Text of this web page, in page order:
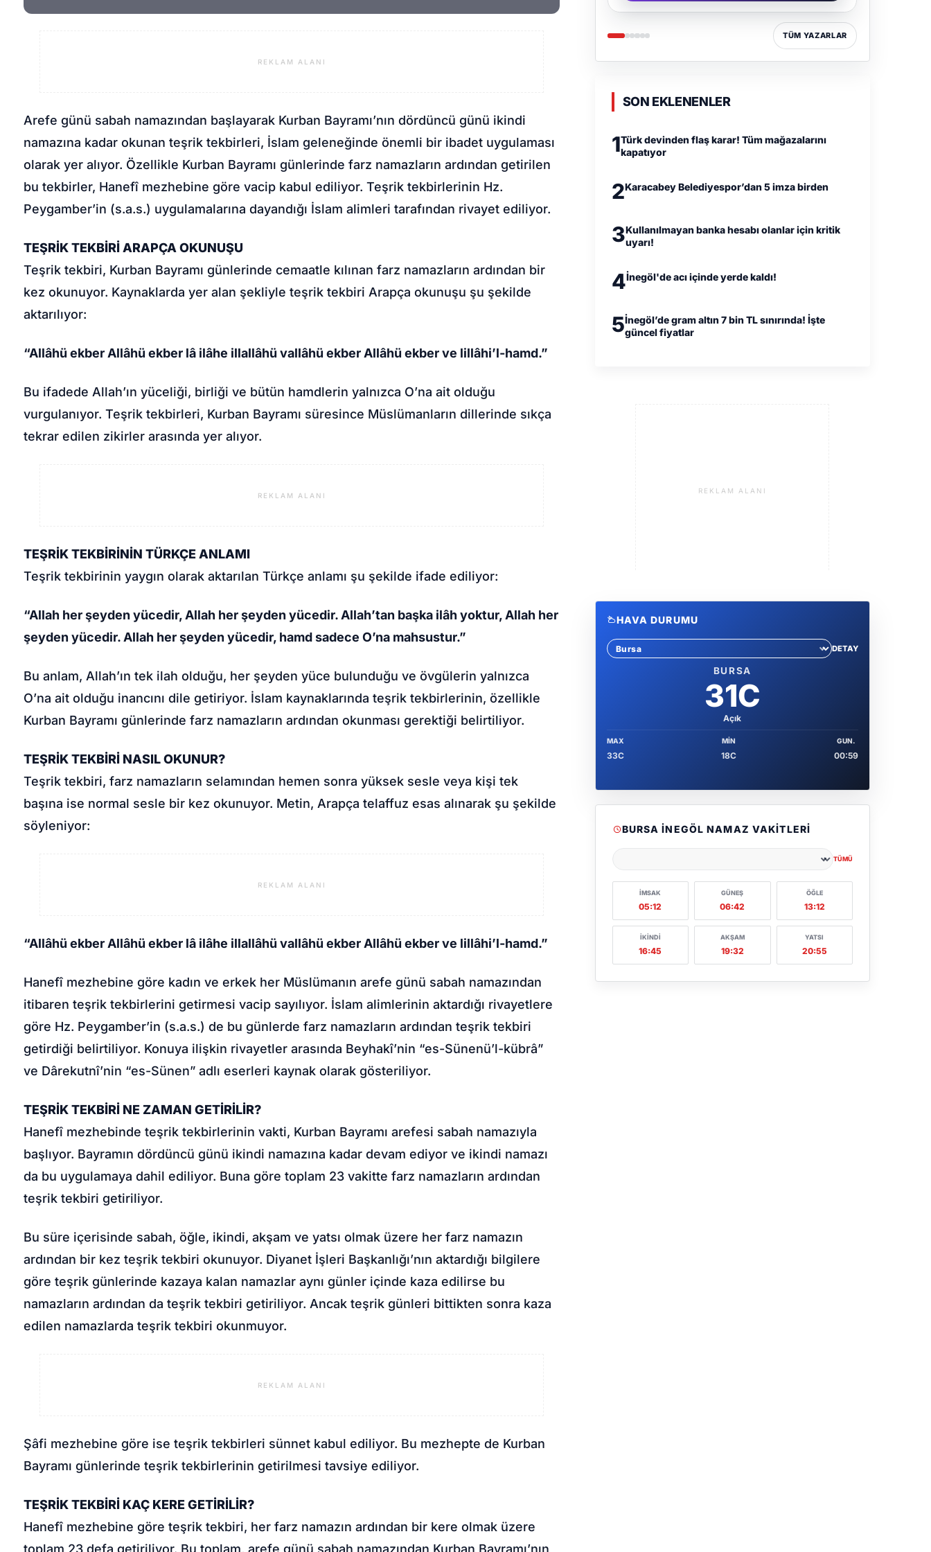
REKLAM ALANI
Arefe günü sabah namazından başlayarak Kurban Bayramı’nın dördüncü günü ikindi
namazına kadar okunan teşrik tekbirleri, İslam geleneğinde önemli bir ibadet uygulaması
olarak yer alıyor. Özellikle Kurban Bayramı günlerinde farz namazların ardından getirilen
bu tekbirler, Hanefî mezhebine göre vacip kabul ediliyor. Teşrik tekbirlerinin Hz.
Peygamber’in (s.a.s.) uygulamalarına dayandığı İslam alimleri tarafından rivayet ediliyor.
TEŞRİK TEKBİRİ ARAPÇA OKUNUŞU
Teşrik tekbiri, Kurban Bayramı günlerinde cemaatle kılınan farz namazların ardından bir
kez okunuyor. Kaynaklarda yer alan şekliyle teşrik tekbiri Arapça okunuşu şu şekilde
aktarılıyor:
“Allâhü ekber Allâhü ekber lâ ilâhe illallâhü vallâhü ekber Allâhü ekber ve lillâhi’l-hamd.”
Bu ifadede Allah’ın yüceliği, birliği ve bütün hamdlerin yalnızca O’na ait olduğu
vurgulanıyor. Teşrik tekbirleri, Kurban Bayramı süresince Müslümanların dillerinde sıkça
tekrar edilen zikirler arasında yer alıyor.
REKLAM ALANI
TEŞRİK TEKBİRİNİN TÜRKÇE ANLAMI
Teşrik tekbirinin yaygın olarak aktarılan Türkçe anlamı şu şekilde ifade ediliyor:
“Allah her şeyden yücedir, Allah her şeyden yücedir. Allah’tan başka ilâh yoktur, Allah her
şeyden yücedir. Allah her şeyden yücedir, hamd sadece O’na mahsustur.”
Bu anlam, Allah’ın tek ilah olduğu, her şeyden yüce bulunduğu ve övgülerin yalnızca
O’na ait olduğu inancını dile getiriyor. İslam kaynaklarında teşrik tekbirlerinin, özellikle
Kurban Bayramı günlerinde farz namazların ardından okunması gerektiği belirtiliyor.
TEŞRİK TEKBİRİ NASIL OKUNUR?
Teşrik tekbiri, farz namazların selamından hemen sonra yüksek sesle veya kişi tek
başına ise normal sesle bir kez okunuyor. Metin, Arapça telaffuz esas alınarak şu şekilde
söyleniyor:
REKLAM ALANI
“Allâhü ekber Allâhü ekber lâ ilâhe illallâhü vallâhü ekber Allâhü ekber ve lillâhi’l-hamd.”
Hanefî mezhebine göre kadın ve erkek her Müslümanın arefe günü sabah namazından
itibaren teşrik tekbirlerini getirmesi vacip sayılıyor. İslam alimlerinin aktardığı rivayetlere
göre Hz. Peygamber’in (s.a.s.) de bu günlerde farz namazların ardından teşrik tekbiri
getirdiği belirtiliyor. Konuya ilişkin rivayetler arasında Beyhakî’nin “es-Sünenü’l-kübrâ”
ve Dârekutnî’nin “es-Sünen” adlı eserleri kaynak olarak gösteriliyor.
TEŞRİK TEKBİRİ NE ZAMAN GETİRİLİR?
Hanefî mezhebinde teşrik tekbirlerinin vakti, Kurban Bayramı arefesi sabah namazıyla
başlıyor. Bayramın dördüncü günü ikindi namazına kadar devam ediyor ve ikindi namazı
da bu uygulamaya dahil ediliyor. Buna göre toplam 23 vakitte farz namazların ardından
teşrik tekbiri getiriliyor.
Bu süre içerisinde sabah, öğle, ikindi, akşam ve yatsı olmak üzere her farz namazın
ardından bir kez teşrik tekbiri okunuyor. Diyanet İşleri Başkanlığı’nın aktardığı bilgilere
göre teşrik günlerinde kazaya kalan namazlar aynı günler içinde kaza edilirse bu
namazların ardından da teşrik tekbiri getiriliyor. Ancak teşrik günleri bittikten sonra kaza
edilen namazlarda teşrik tekbiri okunmuyor.
REKLAM ALANI
Şâfi mezhebine göre ise teşrik tekbirleri sünnet kabul ediliyor. Bu mezhepte de Kurban
Bayramı günlerinde teşrik tekbirlerinin getirilmesi tavsiye ediliyor.
TEŞRİK TEKBİRİ KAÇ KERE GETİRİLİR?
Hanefî mezhebine göre teşrik tekbiri, her farz namazın ardından bir kere olmak üzere
toplam 23 defa getiriliyor. Bu toplam, arefe günü sabah namazından Kurban Bayramı’nın
TÜM YAZARLAR
SON EKLENENLER
1Türk devinden flaş karar! Tüm mağazalarını
kapatıyor
2Karacabey Belediyespor’dan 5 imza birden
3Kullanılmayan banka hesabı olanlar için kritik
uyarı!
4İnegöl'de acı içinde yerde kaldı!
5İnegöl’de gram altın 7 bin TL sınırında! İşte
güncel fiyatlar
REKLAM ALANI
HAVA DURUMU
Sehir sec
DETAY
BURSA
31C
Açık
MAX
33C
MIN
18C
GUN.
00:59
BURSA İNEGÖL NAMAZ VAKITLERI
TÜMÜ
İMSAK
05:12
GÜNEŞ
06:42
ÖĞLE
13:12
İKINDI
16:45
AKŞAM
19:32
YATSI
20:55